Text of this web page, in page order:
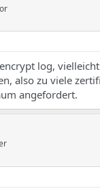
log,
also zu viele
angefordert.